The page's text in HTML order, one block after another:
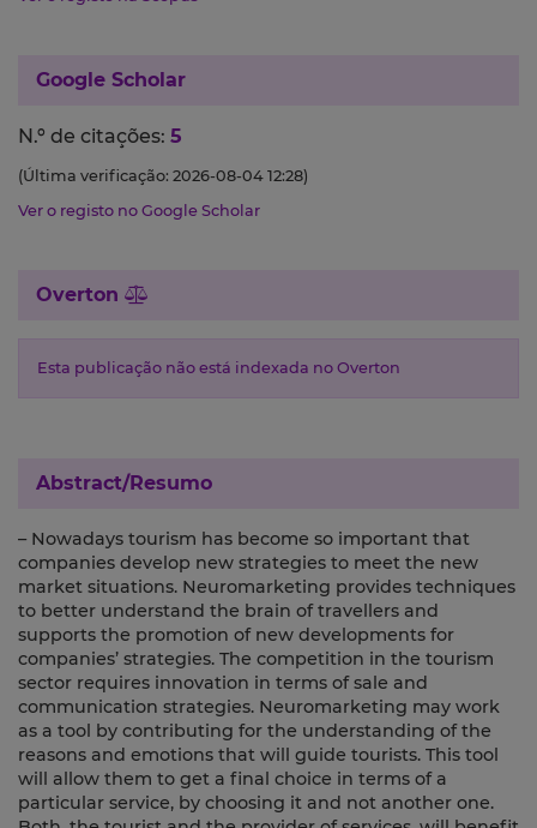
Google Scholar
N.º de citações: 5
(Última verificação: 2026-08-04 12:28)
Ver o registo no Google Scholar
Overton
Esta publicação não está indexada no Overton
Abstract/Resumo
– Nowadays tourism has become so important that
companies develop new strategies to meet the new
market situations. Neuromarketing provides techniques
to better understand the brain of travellers and
supports the promotion of new developments for
companies’ strategies. The competition in the tourism
sector requires innovation in terms of sale and
communication strategies. Neuromarketing may work
as a tool by contributing for the understanding of the
reasons and emotions that will guide tourists. This tool
will allow them to get a final choice in terms of a
particular service, by choosing it and not another one.